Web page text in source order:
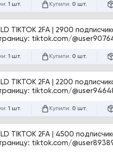
1 шт. Купили: 0 шт.
TIKTOK 2FA | 2900
tiktok.com/
1 шт. Купили: 0 шт.
TIKTOK 2FA | 2200
tiktok.com/
1 шт. Купили: 0 шт.
TIKTOK 2FA | 4500
tiktok.com/